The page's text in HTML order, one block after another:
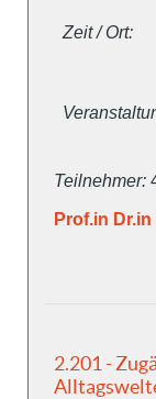
Zeit / Ort:
Teilnehmer:
Prof.in
2.201 -